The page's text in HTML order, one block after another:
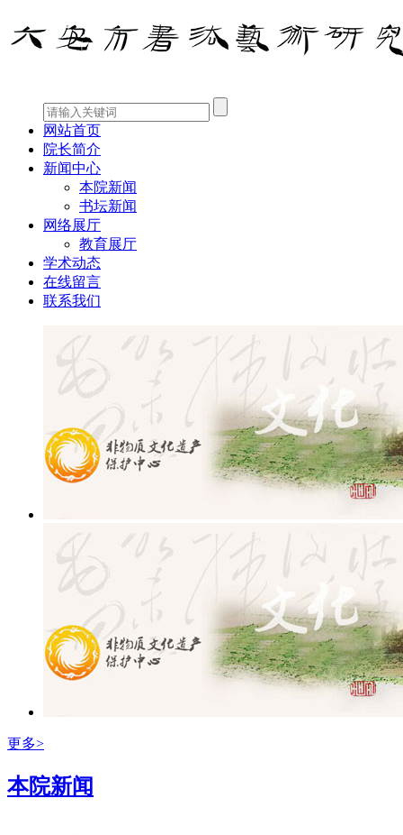
网站首页
院长简介
新闻中心
本院新闻
书坛新闻
网络展厅
教育展厅
学术动态
在线留言
联系我们
更多>
本院新闻